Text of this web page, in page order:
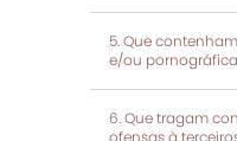
Que
e/ou
Que tragam
ofensas à